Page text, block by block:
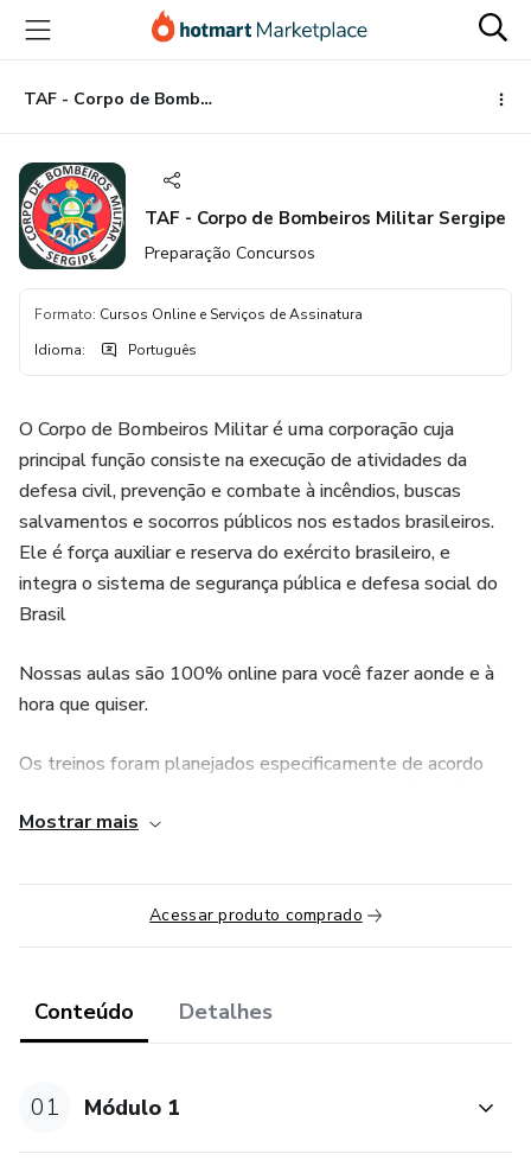
para
conteúdo
principal
para
pagamento
para
rodapé
TAF - Corpo de Bombeiros Militar Sergipe
TAF - Corpo de Bombeiros Militar Sergipe
Preparação Concursos
Formato: Cursos Online e Serviços de Assinatura
Idioma: Português
O Corpo de Bombeiros Militar é uma corporação cuja
principal função consiste na execução de atividades da
defesa civil, prevenção e combate à incêndios, buscas
salvamentos e socorros públicos nos estados brasileiros.
Ele é força auxiliar e reserva do exército brasileiro, e
integra o sistema de segurança pública e defesa social do
Brasil
Nossas aulas são 100% online para você fazer aonde e à
hora que quiser.
Os treinos foram planejados especificamente de acordo
treino específico para o concurso que pretende prestar, e
existentes no edital.
Treine com que entende do assunto e faça como centenas
eficaz e atualizada com o que há de mais novo quando se
trata de treino e preparação física.
Mostrar mais
Acessar produto comprado
Conteúdo Detalhes
01 Módulo 1